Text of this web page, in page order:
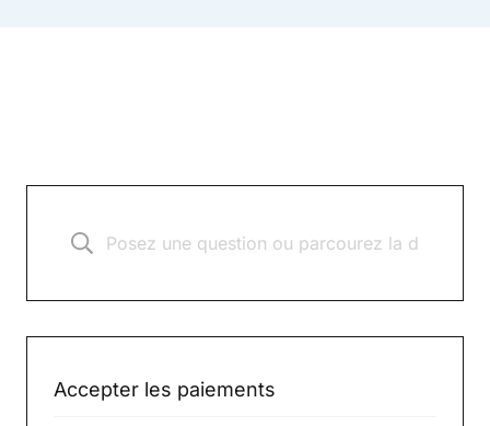
Accepter les paiements